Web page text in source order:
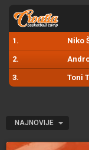
1. Niko
2.
3. Toni
NAJNOVIJE